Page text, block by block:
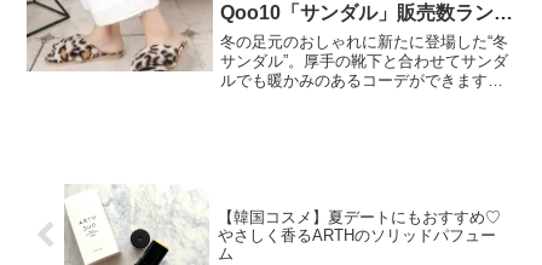
Qoo10「サンダル」販売数ランキ
ング
冬の足元のおしゃれに新たに登場した“冬
サンダル”。厚手の靴下と合わせてサンダ
ルでも暖かみのあるコーデができます。
【韓国コスメ】夏デートにもおすすめ♡
やさしく香るARTHのソリッドパフュー
ム